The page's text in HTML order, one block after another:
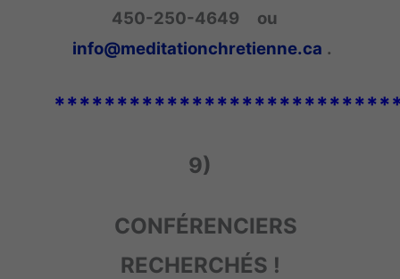
450-250-4649 ou
info@meditationchretienne.ca .
9)
CONFÉRENCIERS
RECHERCHÉS !